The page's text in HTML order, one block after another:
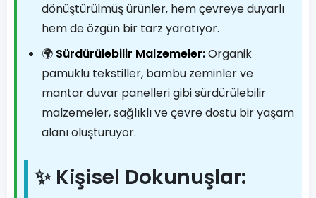
dönüştürülmüş ürünler, hem çevreye duyarlı
hem de özgün bir tarz yaratıyor.
🌍 Sürdürülebilir Malzemeler:Organik
pamuklu tekstiller, bambu zeminler ve
mantar duvar panelleri gibi sürdürülebilir
malzemeler, sağlıklı ve çevre dostu bir yaşam
alanı oluşturuyor.
✨ Kişisel Dokunuşlar: